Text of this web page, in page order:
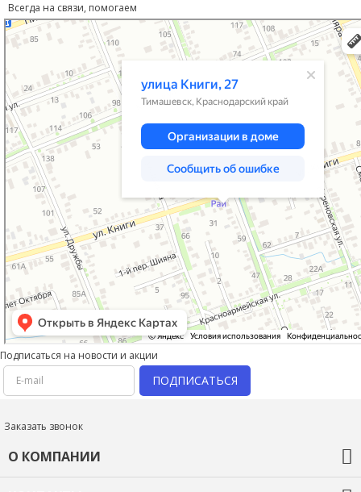
Всегда на связи, помогаем
Тимашевск
Улица Книги, 27 — Яндекс Карты
Подписаться на новости и акции
ПОДПИСАТЬСЯ
Заказать звонок
О КОМПАНИИ